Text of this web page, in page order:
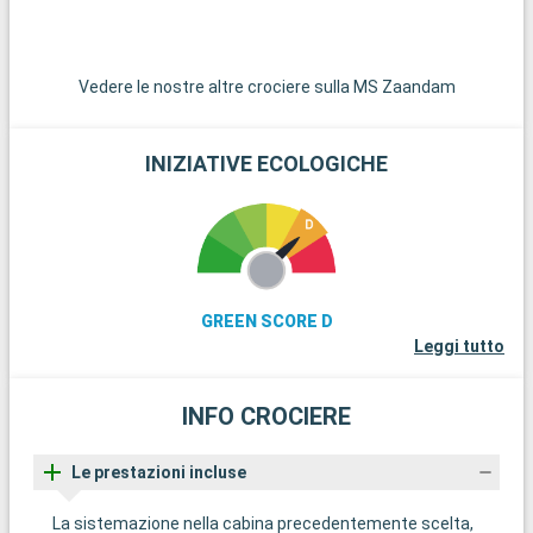
Vedere le nostre altre crociere sulla MS Zaandam
INIZIATIVE ECOLOGICHE
GREEN SCORE D
Leggi tutto
INFO CROCIERE
Le prestazioni incluse
La sistemazione nella cabina precedentemente scelta,